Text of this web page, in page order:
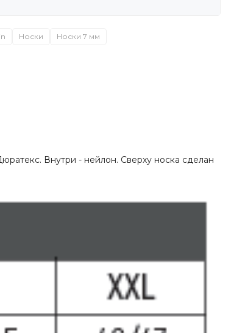
Носки Носки 7 мм
Внутри - нейлон. Сверху носка сделан